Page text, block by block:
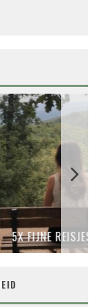
5X FIJNE REISJES